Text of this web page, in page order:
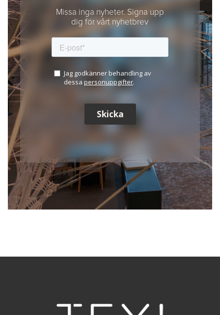
Missa inga nyheter. Signa upp
dig för vårt nyhetbrev